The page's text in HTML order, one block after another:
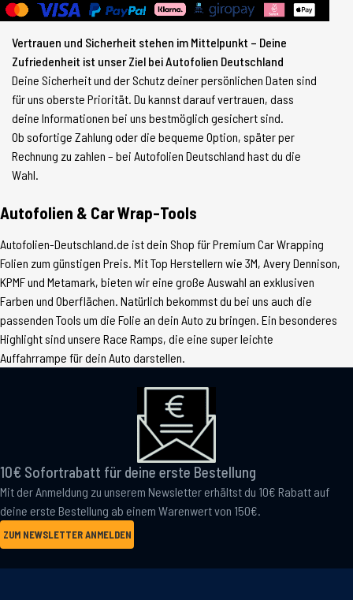
Vertrauen und Sicherheit stehen im Mittelpunkt – Deine
Zufriedenheit ist unser Ziel bei Autofolien Deutschland
Deine Sicherheit und der Schutz deiner persönlichen Daten sind
für uns oberste Priorität. Du kannst darauf vertrauen, dass
deine Informationen bei uns bestmöglich gesichert sind.
Ob sofortige Zahlung oder die bequeme Option, später per
Rechnung zu zahlen – bei Autofolien Deutschland hast du die
Wahl.
Autofolien & Car Wrap-Tools
Autofolien-Deutschland.de ist dein Shop für Premium Car Wrapping
Folien zum günstigen Preis. Mit Top Herstellern wie 3M, Avery Dennison,
KPMF und Metamark, bieten wir eine große Auswahl an exklusiven
Farben und Oberflächen. Natürlich bekommst du bei uns auch die
passenden Tools um die Folie an dein Auto zu bringen. Ein besonderes
Highlight sind unsere Race Ramps, die eine super leichte
Auffahrrampe für dein Auto darstellen.
10€ Sofortrabatt für deine erste Bestellung
Mit der Anmeldung zu unserem Newsletter erhältst du 10€ Rabatt auf
deine erste Bestellung ab einem Warenwert von 150€.
ZUM NEWSLETTER ANMELDEN